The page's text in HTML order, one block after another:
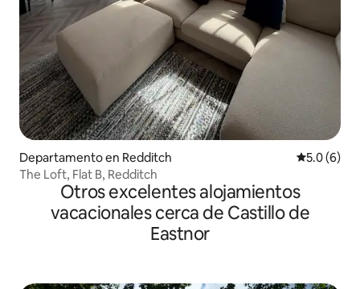
Departamento en Redditch
5.0 (6)
The Loft, Flat B, Redditch
Otros excelentes alojamientos
vacacionales cerca de Castillo de
Eastnor